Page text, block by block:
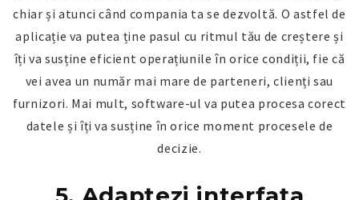
chiar și atunci când compania ta se dezvoltă. O astfel de
aplicație va putea ține pasul cu ritmul tău de creștere și
îți va susține eficient operațiunile în orice condiții, fie că
vei avea un număr mai mare de parteneri, clienți sau
furnizori. Mai mult, software-ul va putea procesa corect
datele și îți va susține în orice moment procesele de
decizie.